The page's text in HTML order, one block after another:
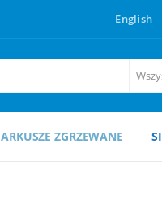
English
ARKUSZE ZGRZEWANE